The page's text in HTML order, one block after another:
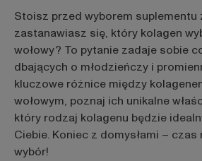
Stoisz przed wyborem suplementu
zastanawiasz się, który kolagen
wołowy? To pytanie zadaje sobie
dbających o młodzieńczy i
kluczowe różnice między
wołowym, poznaj ich unikalne
który rodzaj kolagenu będzie
Ciebie. Koniec z domysłami –
wybór!